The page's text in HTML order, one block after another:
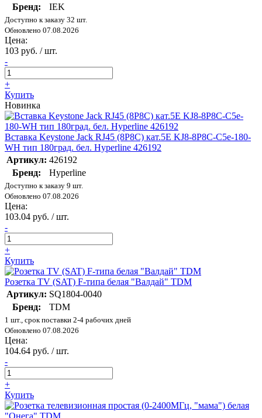
Бренд:
IEK
Доступно к заказу 32 шт.
Обновлено 07.08.2026
Цена:
103 руб. / шт.
-
+
Купить
Новинка
Вставка Keystone Jack RJ45 (8P8C) кат.5E KJ8-8P8C-C5e-180-
WH тип 180град. бел. Hyperline 426192
Артикул: 426192
Бренд:
Hyperline
Доступно к заказу 9 шт.
Обновлено 07.08.2026
Цена:
103.04 руб. / шт.
-
+
Купить
Розетка TV (SAT) F-типа белая "Валдай" TDM
Артикул: SQ1804-0040
Бренд:
TDM
1 шт., срок поставки 2-4 рабочих дней
Обновлено 07.08.2026
Цена:
104.64 руб. / шт.
-
+
Купить